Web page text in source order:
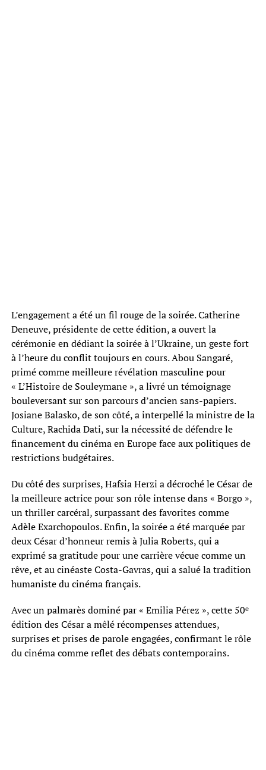
L’engagement a été un fil rouge de la soirée. Catherine
Deneuve, présidente de cette édition, a ouvert la
cérémonie en dédiant la soirée à l’Ukraine, un geste fort
à l’heure du conflit toujours en cours. Abou Sangaré,
primé comme meilleure révélation masculine pour
« L’Histoire de Souleymane », a livré un témoignage
bouleversant sur son parcours d’ancien sans-papiers.
Josiane Balasko, de son côté, a interpellé la ministre de la
Culture, Rachida Dati, sur la nécessité de défendre le
financement du cinéma en Europe face aux politiques de
restrictions budgétaires.
Du côté des surprises, Hafsia Herzi a décroché le César de
la meilleure actrice pour son rôle intense dans « Borgo »,
un thriller carcéral, surpassant des favorites comme
Adèle Exarchopoulos. Enfin, la soirée a été marquée par
deux César d’honneur remis à Julia Roberts, qui a
exprimé sa gratitude pour une carrière vécue comme un
rêve, et au cinéaste Costa-Gavras, qui a salué la tradition
humaniste du cinéma français.
Avec un palmarès dominé par « Emilia Pérez », cette 50ᵉ
édition des César a mêlé récompenses attendues,
surprises et prises de parole engagées, confirmant le rôle
du cinéma comme reflet des débats contemporains.